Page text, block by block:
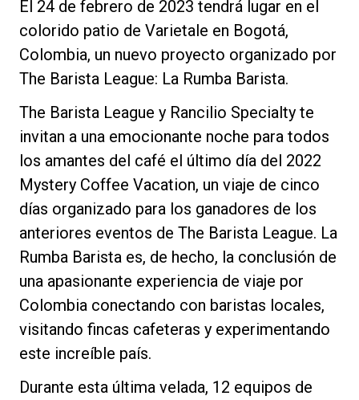
El 24 de febrero de 2023 tendrá lugar en el
colorido patio de Varietale en Bogotá,
Colombia, un nuevo proyecto organizado por
The Barista League: La Rumba Barista.
The Barista League y Rancilio Specialty te
invitan a una emocionante noche para todos
los amantes del café el último día del 2022
Mystery Coffee Vacation, un viaje de cinco
días organizado para los ganadores de los
anteriores eventos de The Barista League. La
Rumba Barista es, de hecho, la conclusión de
una apasionante experiencia de viaje por
Colombia conectando con baristas locales,
visitando fincas cafeteras y experimentando
este increíble país.
Durante esta última velada, 12 equipos de
Sostenibilidad
Connect
Contacto
Política de Privacidad